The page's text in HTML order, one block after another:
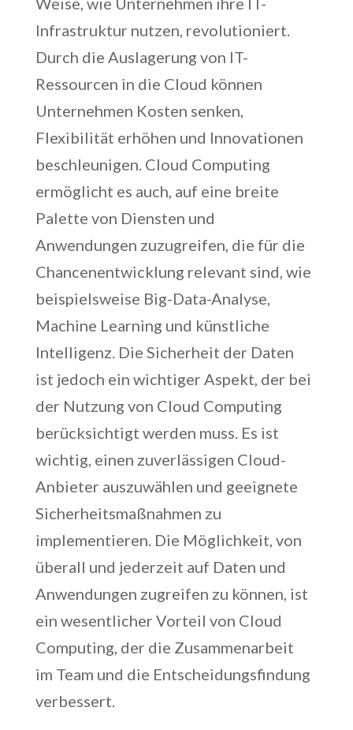
Infrastruktur nutzen, revolutioniert.
Durch die Auslagerung von IT-
Ressourcen in die Cloud können
Unternehmen Kosten senken,
Flexibilität erhöhen und Innovationen
beschleunigen. Cloud Computing
ermöglicht es auch, auf eine breite
Palette von Diensten und
Anwendungen zuzugreifen, die für die
Chancenentwicklung relevant sind, wie
beispielsweise Big-Data-Analyse,
Machine Learning und künstliche
Intelligenz. Die Sicherheit der Daten
ist jedoch ein wichtiger Aspekt, der bei
der Nutzung von Cloud Computing
berücksichtigt werden muss. Es ist
wichtig, einen zuverlässigen Cloud-
Anbieter auszuwählen und geeignete
Sicherheitsmaßnahmen zu
implementieren. Die Möglichkeit, von
überall und jederzeit auf Daten und
Anwendungen zugreifen zu können, ist
ein wesentlicher Vorteil von Cloud
Computing, der die Zusammenarbeit
im Team und die Entscheidungsfindung
verbessert.